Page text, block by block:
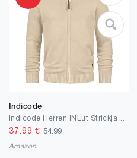
Indicode
37.99 €54.99
Amazon